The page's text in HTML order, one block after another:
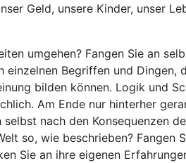
Geld, unsere Kinder, unser
umgehen? Fangen Sie an
einzelnen Begriffen und
bilden können. Logik und
Am Ende nur hinterher
selbst nach den Konsequenzen
so, wie beschrieben?
Sie an ihre eigenen